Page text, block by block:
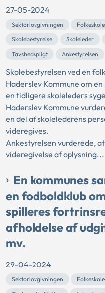
27-05-2024
Sektorlovgivningen
Skolebestyrelse
Skoleleder
Tavshedspligt
Ankestyrelsen
Skolebestyrelsen ved en
Haderslev Kommune om
en tidligere skoleleders
Haderslev Kommune
en del af skolelederens
videregives.
Ankestyrelsen vurderede,
videregivelse af oplysning...
En kommunes
en fodboldklub
spilleres
afholdelse af
mv.
29-04-2024
Sektorlovgivningen